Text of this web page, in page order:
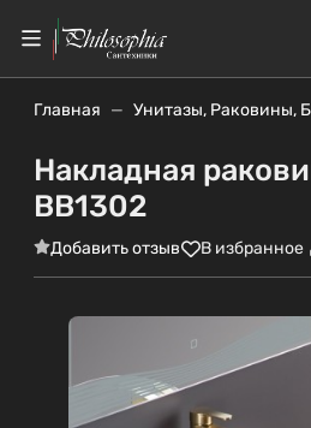
Главная Унитазы, Раковины,
Накладная
BB1302
Добавить отзыв В избранное